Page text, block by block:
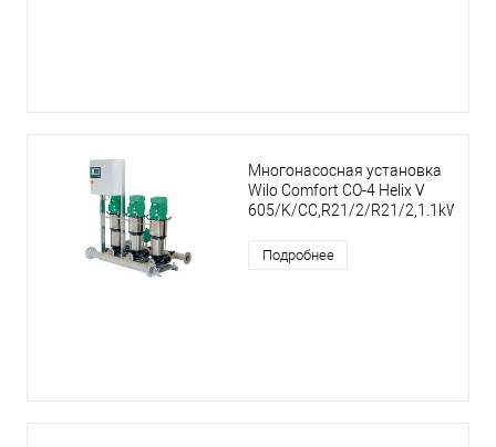
Многонасосная установка
Wilo Comfort CO-4 Helix V
605/K/CC,R21/2/R21/2,1.1kW
Подробнее